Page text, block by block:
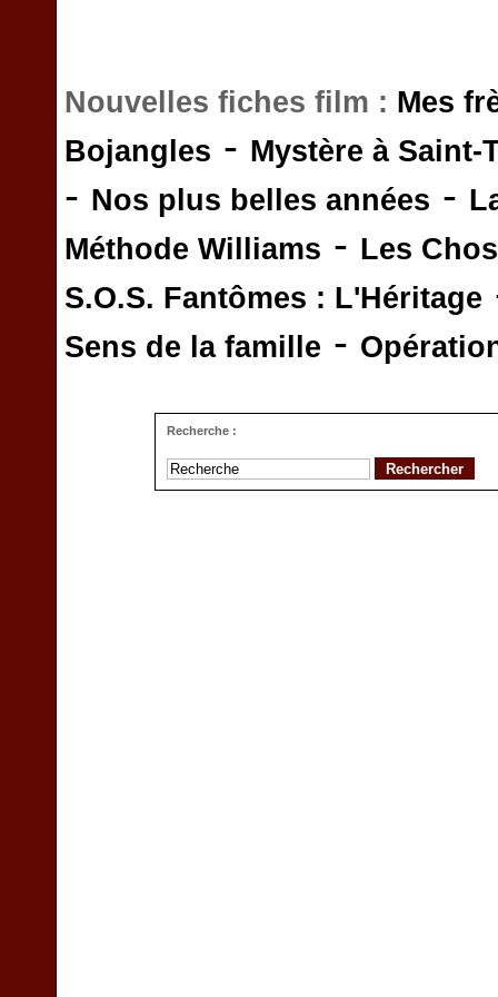
Nouvelles fiches film : Mes
Bojangles - Mystère à Saint-
- Nos plus belles années -
Méthode Williams - Les
S.O.S. Fantômes : L'Héritage
Sens de la famille -
Recherche :